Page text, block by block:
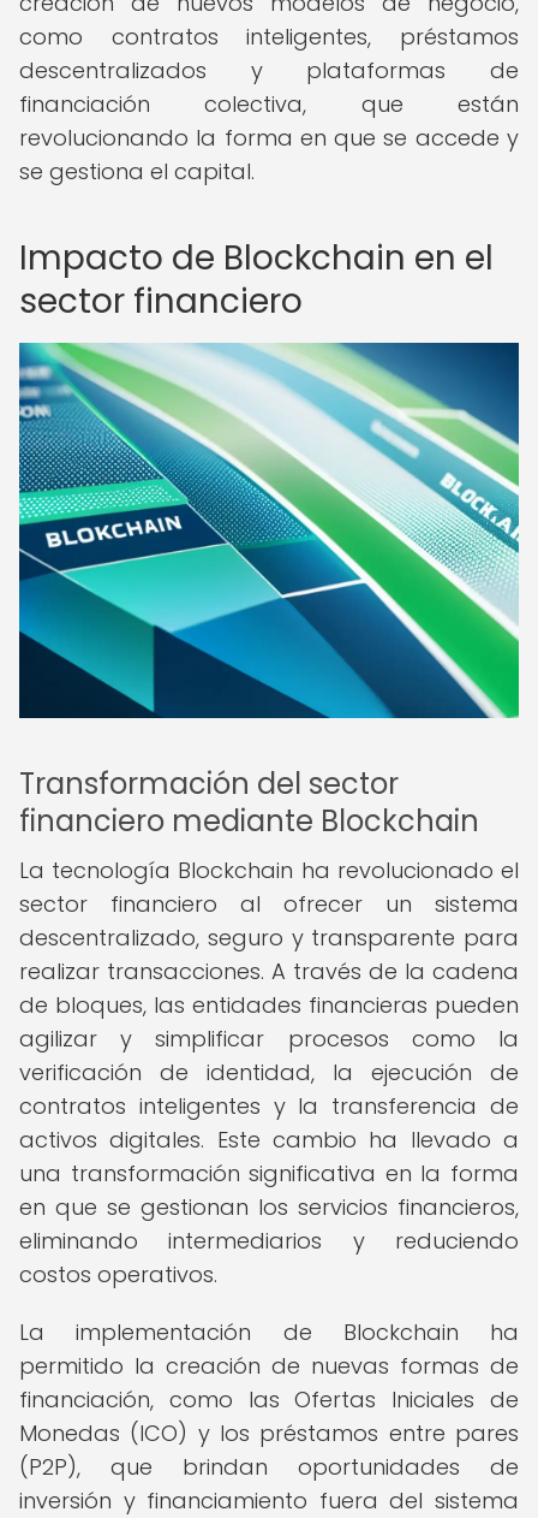
como contratos inteligentes, préstamos
descentralizados y plataformas de
financiación colectiva, que están
revolucionando la forma en que se accede y
se gestiona el capital.
Impacto de Blockchain en el
sector financiero
Transformación del sector
financiero mediante Blockchain
La tecnología Blockchain ha revolucionado el
sector financiero al ofrecer un sistema
descentralizado, seguro y transparente para
realizar transacciones. A través de la cadena
de bloques, las entidades financieras pueden
agilizar y simplificar procesos como la
verificación de identidad, la ejecución de
contratos inteligentes y la transferencia de
activos digitales. Este cambio ha llevado a
una transformación significativa en la forma
en que se gestionan los servicios financieros,
eliminando intermediarios y reduciendo
costos operativos.
La implementación de Blockchain ha
permitido la creación de nuevas formas de
financiación, como las Ofertas Iniciales de
Monedas (ICO) y los préstamos entre pares
(P2P), que brindan oportunidades de
inversión y financiamiento fuera del sistema